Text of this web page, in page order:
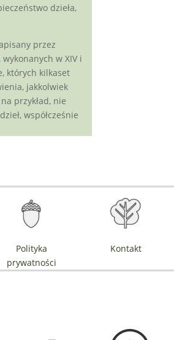
dzieła,
przez
w XIV i
których kilkaset
jakkolwiek
przykład, nie
współcześnie
Polityka
prywatności
Kontakt